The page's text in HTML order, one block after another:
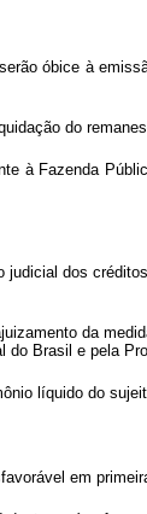
óbice à
do
à Fazenda
dos
da
Brasil e pela
líquido do
em